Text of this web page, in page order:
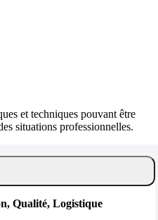
et techniques pouvant être
situations professionnelles.
Qualité, Logistique